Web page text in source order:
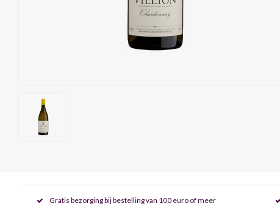
Gratis bezorging bij bestelling van 100 euro of meer